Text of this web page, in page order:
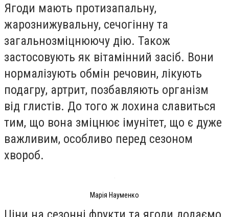
Ягоди мають протизапальну,
жарознижувальну, сечогінну та
загальнозміцнюючу дію. Також
застосовують як вітамінний засіб. Вони
нормалізують обмін речовин, лікують
подагру, артрит, позбавляють організм
від глистів. До того ж лохина славиться
тим, що вона зміцнює імунітет, що є дуже
важливим, особливо перед сезоном
хвороб.
Марія Науменко